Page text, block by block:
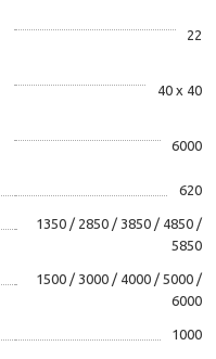
22
40 х 40
6000
620
1350 / 2850 / 3850 / 4850 /
5850
1500 / 3000 / 4000 / 5000 /
6000
1000